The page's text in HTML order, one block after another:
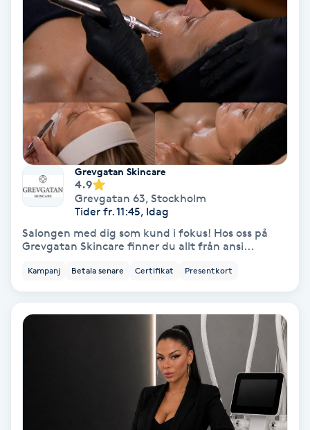
Fransfärgning
Fransförlängning
Fransförlängning Megavolym
Fransförlängning Volym
Fransk manikyr
Fransrengöring
Frekvensterapi
Friskvård
Grevgatan Skincare
4.9
Grevgatan 63, Stockholm
Tider fr. 11:45, Idag
Salongen med dig som kund i fokus! Hos oss på
Grevgatan Skincare finner du allt från ansi...
Kampanj Betala senare Certifikat Presentkort